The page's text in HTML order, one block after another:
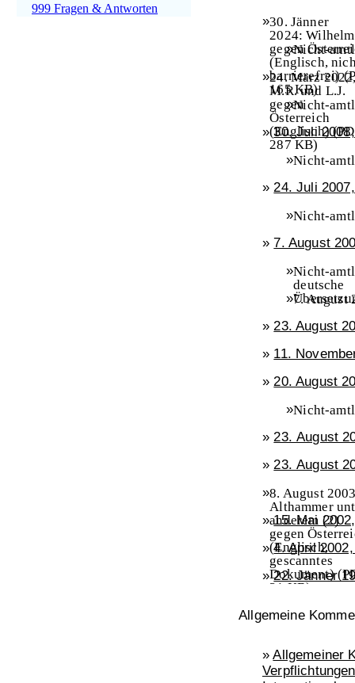
999 Fragen & Antworten
163 KB)
»30. Jänner
2024: Wilhelm
gegen
(Englisch,
barrierefrei)
165 KB)
»Nicht-
deutsche
209 KB)
»24. März
M.R. und L.J.
gegen
Österreich
(Englisch)
287 KB)
»Nicht-
deutsche
110 KB)
»30. Juli
»Nicht-
»24. Juli
»Nicht-
»7. August
»Nicht-
deutsche
94 KB)
»7. August
Meinung
Ruth
(nicht-
174 KB)
»23. August
» 11.
»20. August
»Nicht-
»23. August
»23. August
»8. August
Althammer
anderem (2)
gegen
(Englisch,
gescanntes
Dokument)
21 KB)
»15. Mai
»4. April
»22. Jänner
Allgemeine
»Allgemeiner